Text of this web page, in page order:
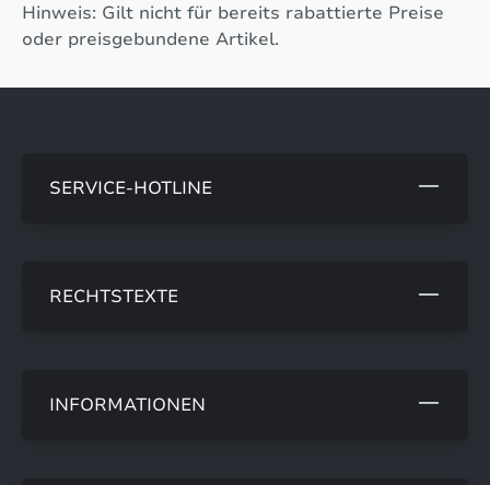
Hinweis: Gilt nicht für bereits rabattierte Preise
oder preisgebundene Artikel.
SERVICE-HOTLINE
RECHTSTEXTE
INFORMATIONEN